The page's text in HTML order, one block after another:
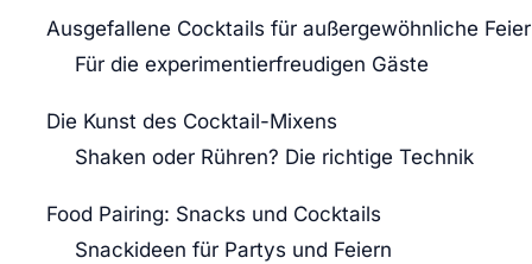
Ausgefallene Cocktails für außergewöhnliche
Für die experimentierfreudigen Gäste
Die Kunst des Cocktail-Mixens
Shaken oder Rühren? Die richtige Technik
Food Pairing: Snacks und Cocktails
Snackideen für Partys und Feiern